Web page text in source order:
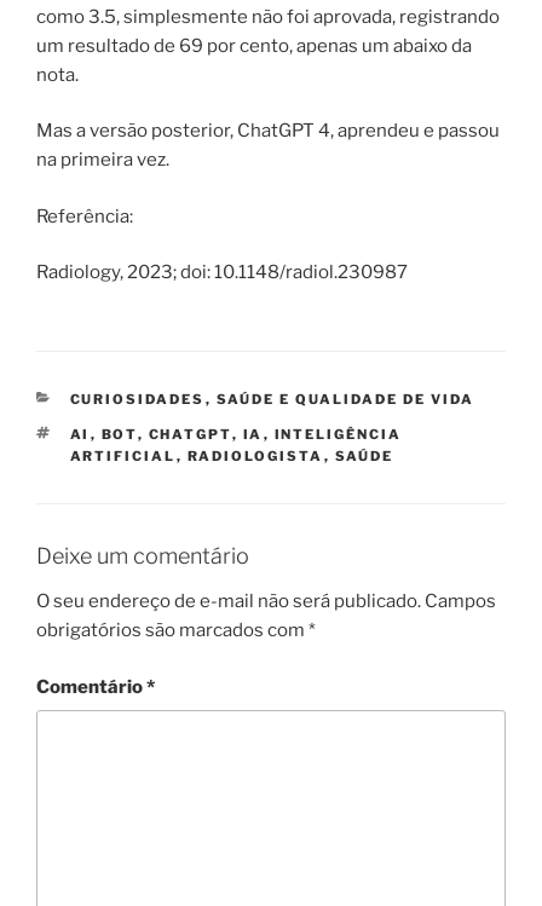
como 3.5, simplesmente não foi aprovada, registrando
um resultado de 69 por cento, apenas um abaixo da
nota.
Mas a versão posterior, ChatGPT 4, aprendeu e passou
na primeira vez.
Referência:
Radiology, 2023; doi: 10.1148/radiol.230987
CATEGORIAS
CURIOSIDADES , SAÚDE E QUALIDADE DE VIDA
TAGS
AI , BOT, CHATGPT, IA , INTELIGÊNCIA
ARTIFICIAL , RADIOLOGISTA , SAÚDE
Deixe um comentário
O seu endereço de e-mail não será publicado. Campos
obrigatórios são marcados com *
Comentário*